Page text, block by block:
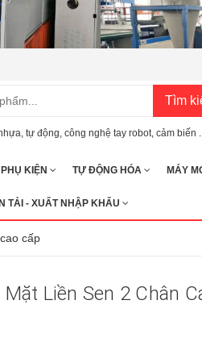
Tìm
tự động công nghệ tay robot cảm biến ....
KIỆN TỰ ĐỘNG HÓA MÁY
TẢI - XUẤT NHẬP KHẨU
cấp
Liền Sen 2 Chân